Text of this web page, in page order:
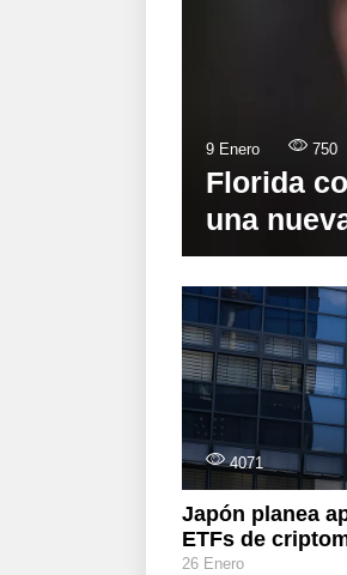
9 Enero 750
Florida
una
4071
Japón planea
ETFs de
26 Enero